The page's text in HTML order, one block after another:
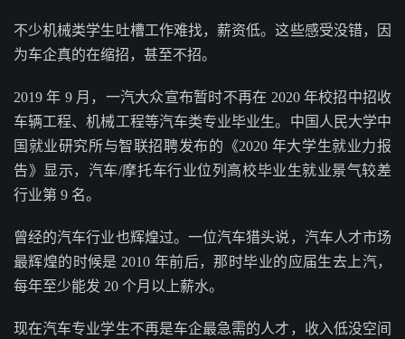
不少机械类学生吐槽工作难找，薪资低。这些感受没错，因
为车企真的在缩招，甚至不招。
2019 年 9 月，一汽大众宣布暂时不再在 2020 年校招中招收
车辆工程、机械工程等汽车类专业毕业生。中国人民大学中
国就业研究所与智联招聘发布的《2020 年大学生就业力报
告》显示，汽车/摩托车行业位列高校毕业生就业景气较差
行业第 9 名。
曾经的汽车行业也辉煌过。一位汽车猎头说，汽车人才市场
最辉煌的时候是 2010 年前后，那时毕业的应届生去上汽，
每年至少能发 20 个月以上薪水。
现在汽车专业学生不再是车企最急需的人才，收入低没空间